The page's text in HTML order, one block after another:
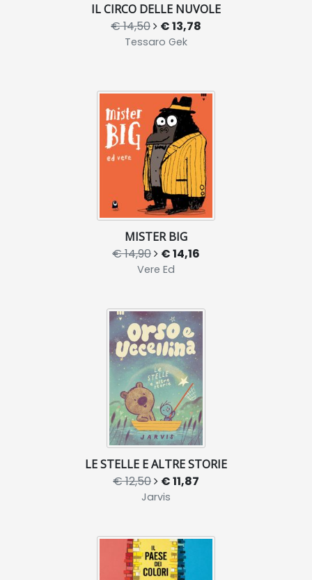
IL CIRCO DELLE NUVOLE
€ 14,50 € 13,78
Tessaro Gek
MISTER BIG
€ 14,90 € 14,16
Vere Ed
LE STELLE E ALTRE STORIE
€ 12,50 € 11,87
Jarvis